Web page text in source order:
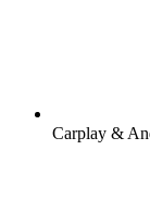
Carplay &